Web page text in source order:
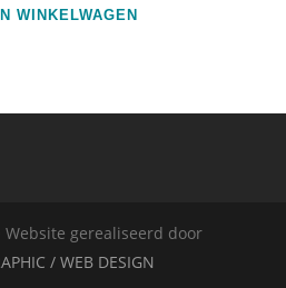
WINKELWAGEN
Website gerealiseerd door
/ WEB DESIGN